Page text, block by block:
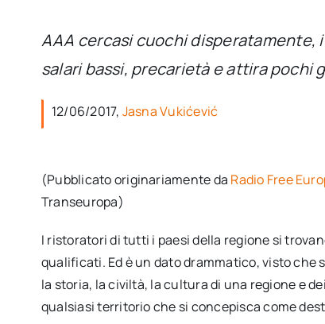
AAA cercasi cuochi disperatamente,
salari bassi, precarietà e attira pochi
12/06/2017, Jasna Vukićević
(Pubblicato originariamente da Radio Free
Transeuropa)
I ristoratori di tutti i paesi della regione si
qualificati. Ed è un dato drammatico, visto
la storia, la civiltà, la cultura di una regione e
qualsiasi territorio che si concepisca come